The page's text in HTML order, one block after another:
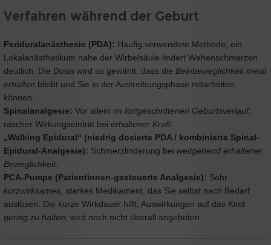
Verfahren während der Geburt
Periduralanästhesie (PDA): Häufig verwendete Methode; ein
Lokalanästhetikum nahe der Wirbelsäule lindert Wehenschmerzen
deutlich. Die Dosis wird so gewählt, dass die Beinbeweglichkeit meist
erhalten bleibt und Sie in der Austreibungsphase mitarbeiten
können.
Spinalanalgesie: Vor allem im fortgeschrittenen Geburtsverlauf;
rascher Wirkungseintritt bei erhaltener Kraft.
„Walking Epidural“ (niedrig dosierte PDA / kombinierte Spinal-
Epidural-Analgesie): Schmerzlinderung bei weitgehend erhaltener
Beweglichkeit.
PCA-Pumpe (Patientinnen-gesteuerte Analgesie): Sehr
kurzwirksames, starkes Medikament, das Sie selbst nach Bedarf
auslösen. Die kurze Wirkdauer hilft, Auswirkungen auf das Kind
gering zu halten; wird noch nicht überall angeboten.